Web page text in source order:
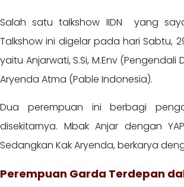
Salah satu talkshow IIDN yang
Talkshow ini digelar pada hari Sabtu,
yaitu Anjarwati, S.Si, M.Env (Pengendali
Aryenda Atma (Pable Indonesia).
Dua perempuan ini berbagi
disekitarnya. Mbak Anjar dengan
Sedangkan Kak Aryenda, berkarya
Perempuan Garda Terdepan